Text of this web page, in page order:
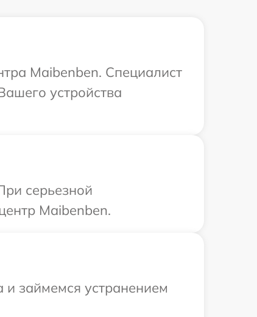
Maibenben. Специалист
устройства
серьезной
Maibenben.
и займемся устранением